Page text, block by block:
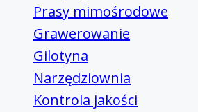
Prasy mimośrodowe
Grawerowanie
Gilotyna
Narzędziownia
Kontrola jakości